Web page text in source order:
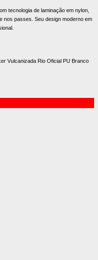
tecnologia de laminação em nylon,
nos passes. Seu design moderno em
Vulcanizada Rio Oficial PU Branco